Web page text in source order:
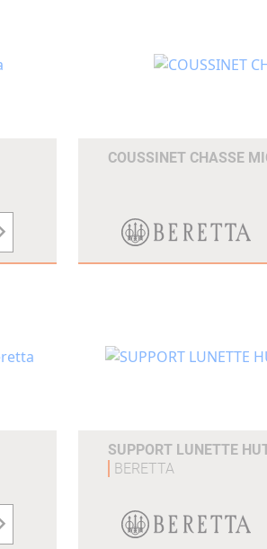
COUSSINET CHASSE
SUPPORT LUNETTE
BERETTA